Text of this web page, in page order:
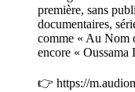
première, sans
documentaires,
comme « Au Nom
encore «
👉 https://